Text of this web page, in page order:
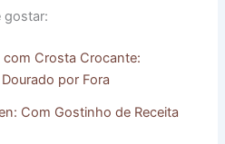
gostar:
Crosta Crocante:
por Fora
Com Gostinho de Receita